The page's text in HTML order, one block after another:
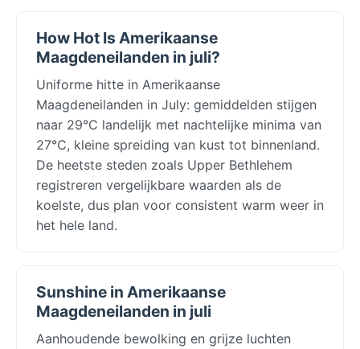
How Hot Is Amerikaanse
Maagdeneilanden in juli?
Uniforme hitte in Amerikaanse
Maagdeneilanden in July: gemiddelden stijgen
naar 29°C landelijk met nachtelijke minima van
27°C, kleine spreiding van kust tot binnenland.
De heetste steden zoals Upper Bethlehem
registreren vergelijkbare waarden als de
koelste, dus plan voor consistent warm weer in
het hele land.
Sunshine in Amerikaanse
Maagdeneilanden in juli
Aanhoudende bewolking en grijze luchten